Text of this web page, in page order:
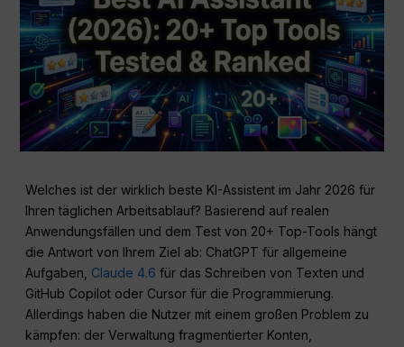
Welches ist der wirklich beste KI-Assistent im Jahr 2026 für
Ihren täglichen Arbeitsablauf? Basierend auf realen
Anwendungsfällen und dem Test von 20+ Top-Tools hängt
die Antwort von Ihrem Ziel ab: ChatGPT für allgemeine
Aufgaben, Claude 4.6 für das Schreiben von Texten und
GitHub Copilot oder Cursor für die Programmierung.
Allerdings haben die Nutzer mit einem großen Problem zu
kämpfen: der Verwaltung fragmentierter Konten,